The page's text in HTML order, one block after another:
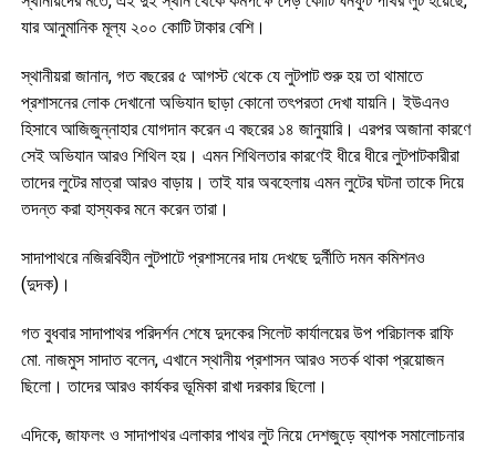
যার আনুমানিক মূল্য ২০০ কোটি টাকার বেশি।
স্থানীয়রা জানান, গত বছরের ৫ আগস্ট থেকে যে লুটপাট শুরু হয় তা থামাতে
প্রশাসনের লোক দেখানো অভিযান ছাড়া কোনো তৎপরতা দেখা যায়নি। ইউএনও
হিসাবে আজিজুন্নাহার যোগদান করেন এ বছরের ১৪ জানুয়ারি। এরপর অজানা কারণে
সেই অভিযান আরও শিথিল হয়। এমন শিথিলতার কারণেই ধীরে ধীরে লুটপাটকারীরা
তাদের লুটের মাত্রা আরও বাড়ায়। তাই যার অবহেলায় এমন লুটের ঘটনা তাকে দিয়ে
তদন্ত করা হাস্যকর মনে করেন তারা।
সাদাপাথরে নজিরবিহীন লুটপাটে প্রশাসনের দায় দেখছে দুর্নীতি দমন কমিশনও
(দুদক)।
গত বুধবার সাদাপাথর পরিদর্শন শেষে দুদকের সিলেট কার্যালয়ের উপ পরিচালক রাফি
মো. নাজমুস সাদাত বলেন, এখানে স্থানীয় প্রশাসন আরও সতর্ক থাকা প্রয়োজন
ছিলো। তাদের আরও কার্যকর ভূমিকা রাখা দরকার ছিলো।
এদিকে, জাফলং ও সাদাপাথর এলাকার পাথর লুট নিয়ে দেশজুড়ে ব্যাপক সমালোচনার